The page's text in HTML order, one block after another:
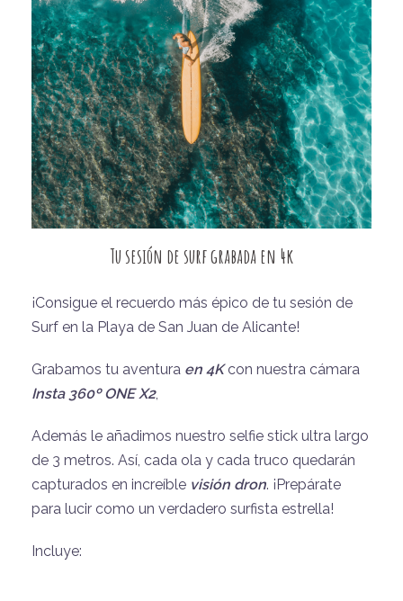
Tu sesión de surf grabada en 4k
¡Consigue el recuerdo más épico de tu sesión de
Surf en la Playa de San Juan de Alicante!
Grabamos tu aventura en 4Kcon nuestra cámara
Insta 360º ONE X2,
Además le añadimos nuestro selfie stick ultra largo
de 3 metros. Así, cada ola y cada truco quedarán
capturados en increíble visión dron. ¡Prepárate
para lucir como un verdadero surfista estrella!
Incluye: